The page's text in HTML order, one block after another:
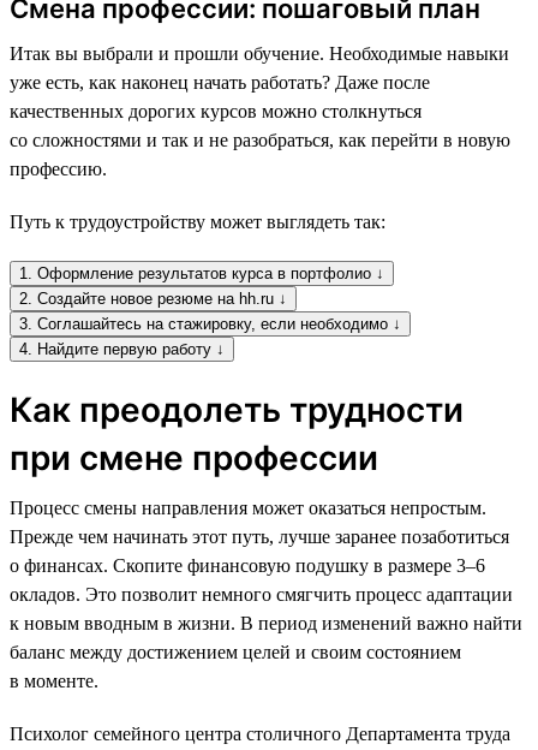
Смена профессии: пошаговый план
Итак вы выбрали и прошли обучение. Необходимые навыки
уже есть, как наконец начать работать? Даже после
качественных дорогих курсов можно столкнуться
со сложностями и так и не разобраться, как перейти в новую
профессию.
Путь к трудоустройству может выглядеть так:
1. Оформление результатов курса в портфолио ↓
2. Создайте новое резюме на hh.ru ↓
3. Соглашайтесь на стажировку, если необходимо ↓
4. Найдите первую работу ↓
Как преодолеть трудности
при смене профессии
Процесс смены направления может оказаться непростым.
Прежде чем начинать этот путь, лучше заранее позаботиться
о финансах. Скопите финансовую подушку в размере 3–6
окладов. Это позволит немного смягчить процесс адаптации
к новым вводным в жизни. В период изменений важно найти
баланс между достижением целей и своим состоянием
в моменте.
Психолог семейного центра столичного Департамента труда